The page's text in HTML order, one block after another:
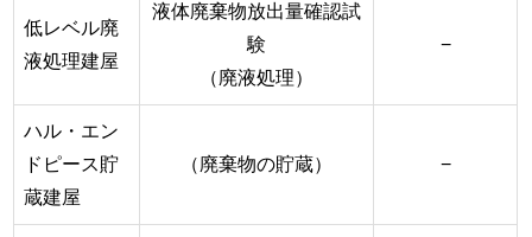
低レベル廃
液処理建屋
液体廃棄物放出量確認試
験
（廃液処理）
−
ハル・エン
ドピース貯
蔵建屋
（廃棄物の貯蔵） −